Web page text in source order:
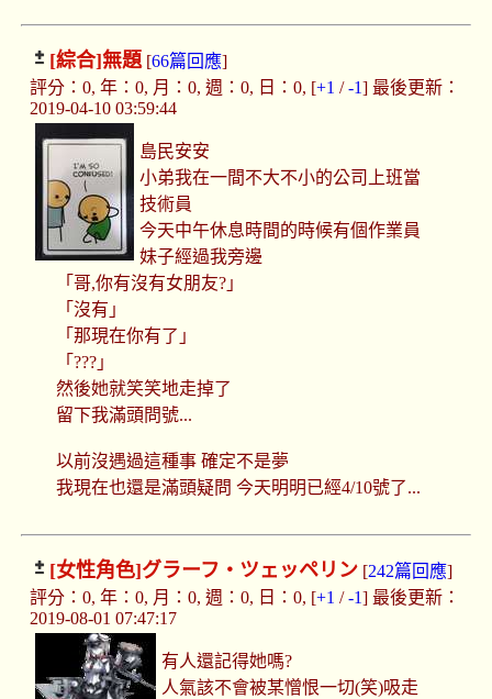
[綜合]無題[66篇回應]
評分：0, 年：0, 月：0, 週：0, 日：0, [+1 /-1] 最後更新：
2019-04-10 03:59:44
島民安安
小弟我在一間不大不小的公司上班當
技術員
今天中午休息時間的時候有個作業員
妹子經過我旁邊
「哥,你有沒有女朋友?」
「沒有」
「那現在你有了」
「???」
然後她就笑笑地走掉了
留下我滿頭問號...
以前沒遇過這種事 確定不是夢
我現在也還是滿頭疑問 今天明明已經4/10號了...
[女性角色]グラーフ・ツェッペリン[242篇回應]
評分：0, 年：0, 月：0, 週：0, 日：0, [+1 /-1] 最後更新：
2019-08-01 07:47:17
有人還記得她嗎?
人氣該不會被某憎恨一切(笑)吸走